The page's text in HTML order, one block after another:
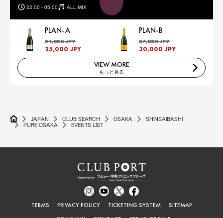
22:00 - 05:00 ALL MIX
PLAN-A
31,830 JPY
25,000 JPY
PLAN-B
37,880 JPY
30,000 JPY
VIEW MORE
もっと見る
JAPAN CLUB SEARCH OSAKA
SHINSAIBASHI
PURE OSAKA
EVENTS LIST
TERMS PRIVACY POLICY TICKETING SYSTEM
SITEMAP